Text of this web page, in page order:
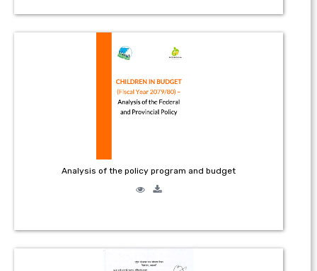
Analysis of the policy program and budget